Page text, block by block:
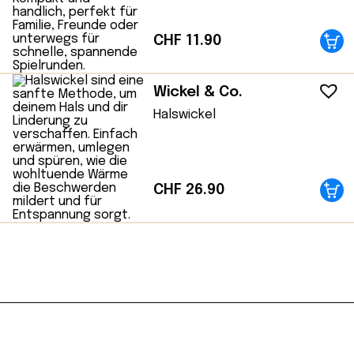
CHF 11.90
Wickel & Co.
Halswickel
CHF 26.90